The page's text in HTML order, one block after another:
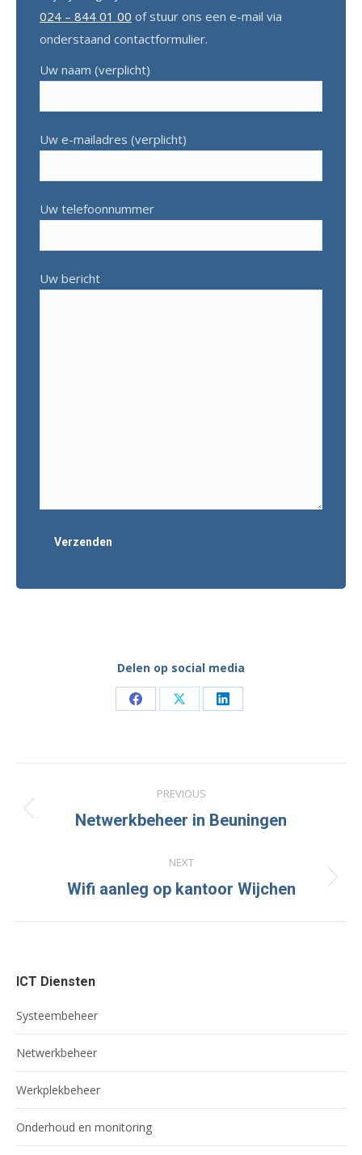
024 – 844 01 00 of stuur ons een e-mail via
onderstaand contactformulier.
Uw naam (verplicht)
Uw e-mailadres (verplicht)
Uw telefoonnummer
Uw bericht
Delen op social media
Share Share Share
navigation
PREVIOUS
Previous
Netwerkbeheer in Beuningen
NEXT
Next
Wifi aanleg op kantoor Wijchen
ICT Diensten
Systeembeheer
Netwerkbeheer
Werkplekbeheer
Onderhoud en monitoring